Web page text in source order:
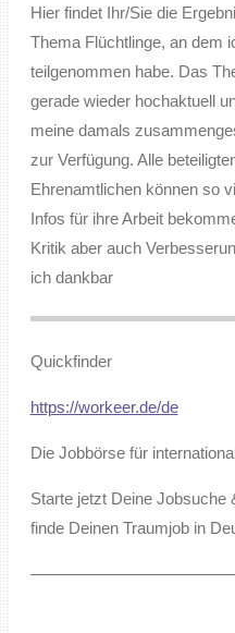
Hier findet Ihr/Sie die
Thema Flüchtlinge, an dem
teilgenommen habe. Das
gerade wieder hochaktuell
meine damals
zur Verfügung. Alle
Ehrenamtlichen können so
Infos für ihre Arbeit
Kritik aber auch
ich dankbar
Quickfinder
https://workeer.de/de
Die Jobbörse für
Starte jetzt Deine Jobsuche
finde Deinen Traumjob in